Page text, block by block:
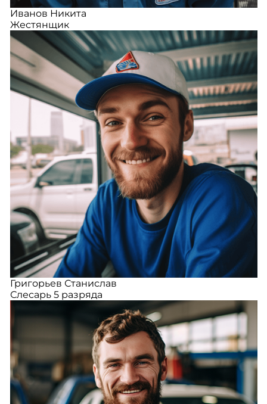
Иванов Никита
Жестянщик
Григорьев Станислав
Слесарь 5 разряда